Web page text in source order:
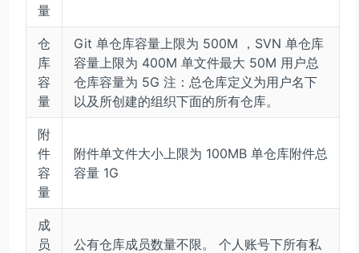
量
仓
库
容
量
Git 单仓库容量上限为 500M ，SVN 单仓库
容量上限为 400M 单文件最大 50M 用户总
仓库容量为 5G 注：总仓库定义为用户名下
以及所创建的组织下面的所有仓库。
附
件
容
量
附件单文件大小上限为 100MB 单仓库附件总
容量 1G
成
员
公有仓库成员数量不限。 个人账号下所有私